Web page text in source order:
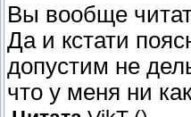
Вы вообще
Да и кстати
допустим не
что у меня ни